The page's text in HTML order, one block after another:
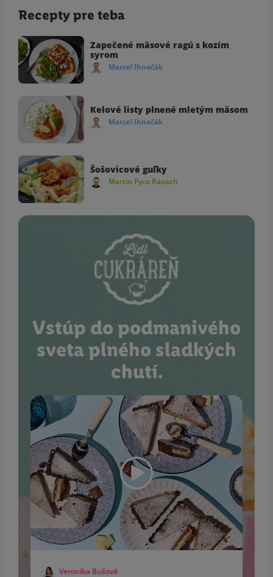
Recepty pre teba
Zapečené mäsové ragú s kozím
syrom
Marcel Ihnačák
Kelové listy plnené mletým mäsom
Marcel Ihnačák
Šošovicové guľky
Martin Pyco Rausch
Vstúp do podmanivého
sveta plného sladkých
chutí.
Veronika Bušová